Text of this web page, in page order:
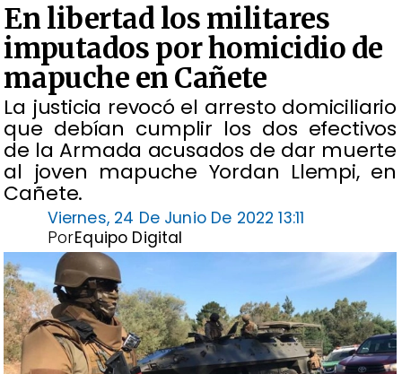
En libertad los militares
imputados por homicidio de
mapuche en Cañete
La justicia revocó el arresto domiciliario
que debían cumplir los dos efectivos
de la Armada acusados de dar muerte
al joven mapuche Yordan Llempi, en
Cañete.
Viernes, 24 De Junio De 2022 13:11
Equipo Digital
Por